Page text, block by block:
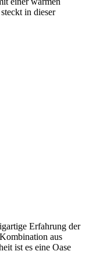
in dieser
Erfahrung der
aus
ist es eine Oase